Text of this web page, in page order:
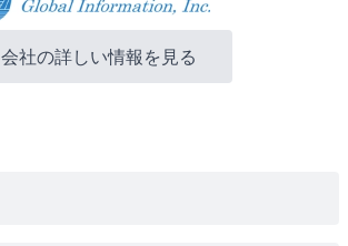
会社の詳しい情報を見る